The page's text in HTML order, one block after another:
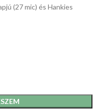
(27 mic) és Hankies